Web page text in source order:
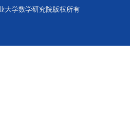
大学数学研究院版权所有